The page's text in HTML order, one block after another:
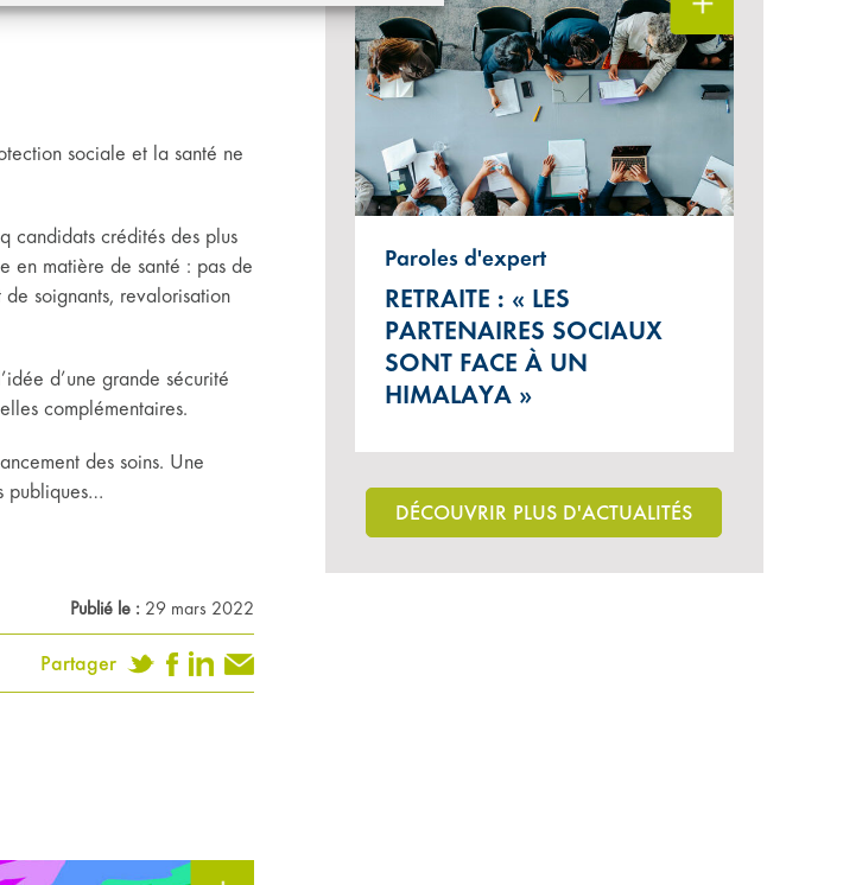
sociale et la santé ne
candidats crédités des plus
en matière de santé : pas de
soignants, revalorisation
d’une grande sécurité
complémentaires.
des soins. Une
publiques…
Publié le : 29 mars 2022
Partager
Paroles d'expert
RETRAITE : « LES
PARTENAIRES SOCIAUX
SONT FACE À UN
HIMALAYA »
DÉCOUVRIR PLUS D'ACTUALITÉS